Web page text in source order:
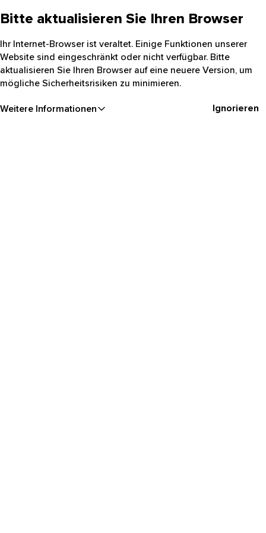
Bitte aktualisieren Sie Ihren Browser
Ihr Internet-Browser ist veraltet. Einige Funktionen unserer
Website sind eingeschränkt oder nicht verfügbar. Bitte
aktualisieren Sie Ihren Browser auf eine neuere Version, um
mögliche Sicherheitsrisiken zu minimieren.
Weitere Informationen Ignorieren